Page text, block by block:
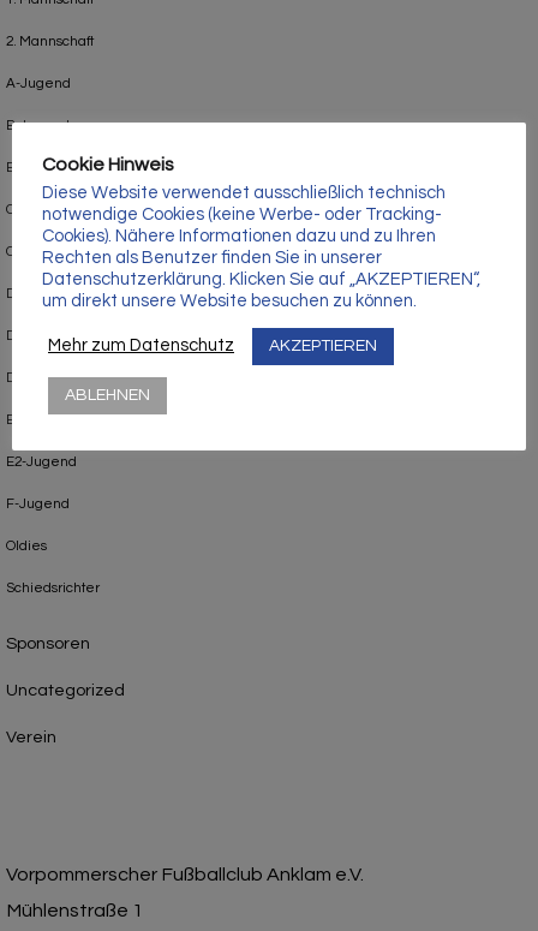
2. Mannschaft
A-Jugend
B-Jugend
Bambinis
C-Jugend
C2-Jugend
D1-Jugend
D2-Jugend
D3-Jugend
E1-Jugend
E2-Jugend
F-Jugend
Oldies
Schiedsrichter
Sponsoren
Uncategorized
Verein
Vorpommerscher Fußballclub Anklam e.V.
Mühlenstraße 1
Cookie Hinweis
Diese Website verwendet ausschließlich technisch
notwendige Cookies (keine Werbe- oder Tracking-
Cookies). Nähere Informationen dazu und zu Ihren
Rechten als Benutzer finden Sie in unserer
Datenschutzerklärung. Klicken Sie auf „AKZEPTIEREN“,
um direkt unsere Website besuchen zu können.
Mehr zum Datenschutz AKZEPTIEREN
ABLEHNEN